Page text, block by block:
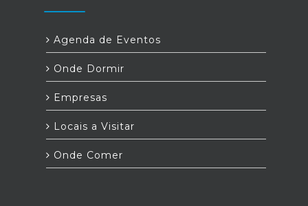
Agenda de Eventos
Onde Dormir
Empresas
Locais a Visitar
Onde Comer